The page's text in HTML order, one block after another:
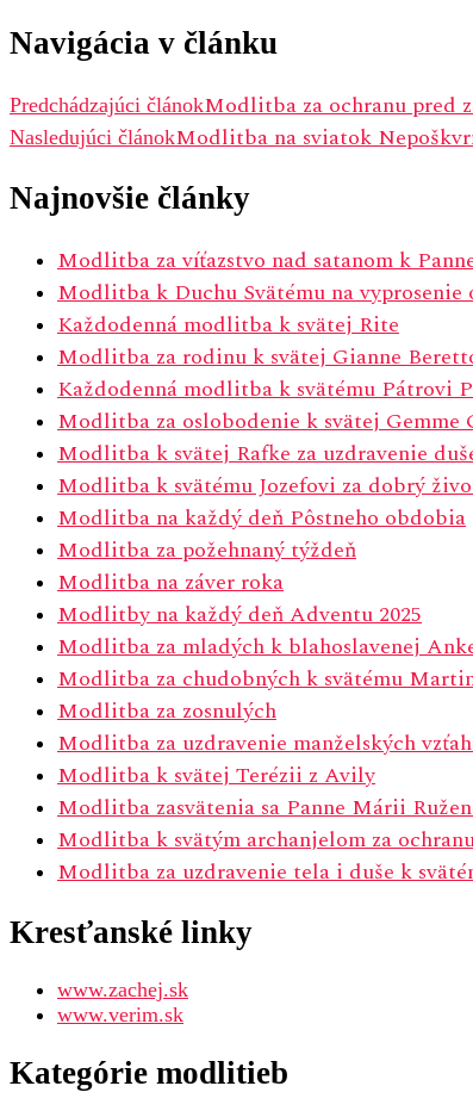
Navigácia v článku
Predchádzajúci článokModlitba za ochranu pred
Nasledujúci článokModlitba na sviatok
Najnovšie články
Modlitba za víťazstvo nad satanom k
Modlitba k Duchu Svätému na
Každodenná modlitba k svätej Rite
Modlitba za rodinu k svätej Gianne
Každodenná modlitba k svätému Pátrovi
Modlitba za oslobodenie k svätej Gemme
Modlitba k svätej Rafke za uzdravenie
Modlitba k svätému Jozefovi za dobrý
Modlitba na každý deň Pôstneho obdobia
Modlitba za požehnaný týždeň
Modlitba na záver roka
Modlitby na každý deň Adventu 2025
Modlitba za mladých k blahoslavenej
Modlitba za chudobných k svätému
Modlitba za zosnulých
Modlitba za uzdravenie manželských
Modlitba k svätej Terézii z Avily
Modlitba zasvätenia sa Panne Márii
Modlitba k svätým archanjelom za
Modlitba za uzdravenie tela i duše k
Kresťanské linky
www.zachej.sk
www.verim.sk
Kategórie modlitieb